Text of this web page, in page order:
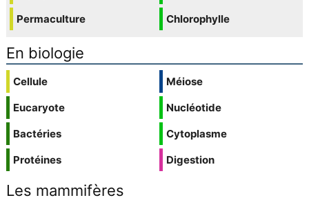
Permaculture
Chlorophylle
En biologie
Cellule
Eucaryote
Bactéries
Protéines
Méiose
Nucléotide
Cytoplasme
Digestion
Les mammifères